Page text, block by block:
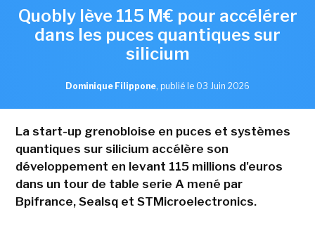
Quobly lève 115 M€ pour accélérer
dans les puces quantiques sur
silicium
Dominique Filippone, publié le 03 Juin 2026
La start-up grenobloise en puces et systèmes
quantiques sur silicium accélère son
développement en levant 115 millions d'euros
dans un tour de table serie A mené par
Bpifrance, Sealsq et STMicroelectronics.